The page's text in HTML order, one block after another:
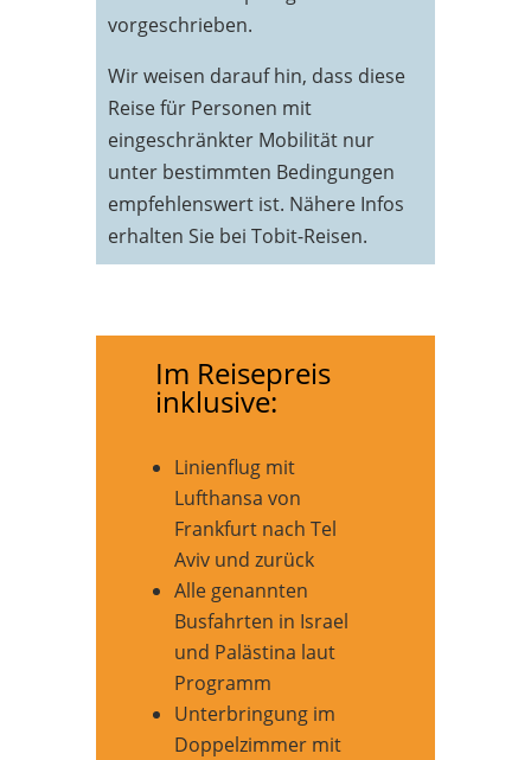
vorgeschrieben.
Wir weisen darauf hin, dass diese
Reise für Personen mit
eingeschränkter Mobilität nur
unter bestimmten Bedingungen
empfehlenswert ist. Nähere Infos
erhalten Sie bei Tobit-Reisen.
Im Reisepreis
inklusive:
Linienflug mit
Lufthansa von
Frankfurt nach Tel
Aviv und zurück
Alle genannten
Busfahrten in Israel
und Palästina laut
Programm
Unterbringung im
Doppelzimmer mit